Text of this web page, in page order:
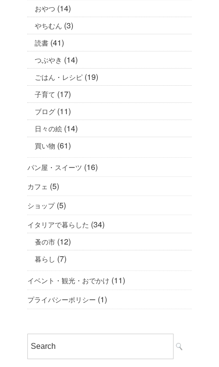
おやつ (14)
やちむん (3)
読書 (41)
つぶやき (14)
ごはん・レシピ (19)
子育て (17)
ブログ (11)
日々の絵 (14)
買い物 (61)
パン屋・スイーツ (16)
カフェ (5)
ショップ(5)
イタリアで暮らした (34)
蚤の市 (12)
暮らし (7)
イベント・観光・おでかけ (11)
プライバシーポリシー (1)